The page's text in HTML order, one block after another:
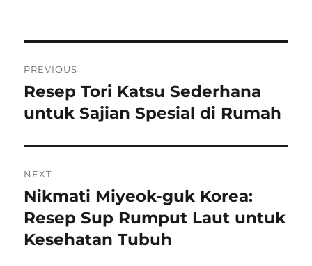
pos
PREVIOUS
Previous
post:
Resep Tori Katsu Sederhana
untuk Sajian Spesial di Rumah
NEXT
Next
post:
Nikmati Miyeok-guk Korea:
Resep Sup Rumput Laut untuk
Kesehatan Tubuh